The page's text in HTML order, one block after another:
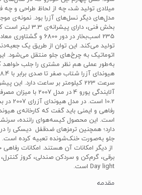
میلادی تولید شد، چه از لحاظ طراحی و چه
مدل‌های دیگر نسل‌های آزرا بود. نمونه‌ی موجود
بخش فنی، دارای
اتوماتیک به چرخ‌های جلو منتقل می‌شود. این
به‌طور عملی هم ‌نظر مشتری را جلب خواهد
سرعت 223 کیلومتر بر ساعت دارد. این
آلایندگی یورو 4 در مدل
10.2 است.
رفاهی و ایمنی باید گفت که کارخانه‌ی
است. این محصول کیسه‌هوای راننده،
دارد؛ همچنین ترمزهای ضدقفل دیسکی را
از دیگر امکانات آن هستند. امکانات
Day light است.
مقدمه